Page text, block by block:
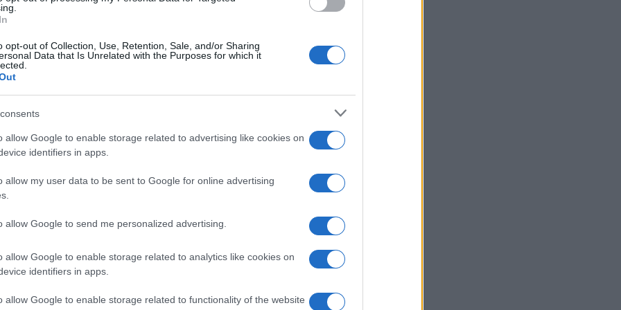
opt-out of Collection, Use, Retention, Sale, and/or Sharing
Data that Is Unrelated with the Purposes for which it
allow Google to enable storage related to advertising like cookies on
identifiers in apps.
allow my user data to be sent to Google for online advertising
allow Google to send me personalized advertising.
allow Google to enable storage related to analytics like cookies on
identifiers in apps.
allow Google to enable storage related to functionality of the website
2023 - 11:51
questa mattina su ‘Radio 24’ ha ribadito l’intenzione di
con l’agitazione, nonostante le critiche. A…
→
17 novembre, botta e
2023 - 11:56 Villani
17 novembre, si muovono i sindacati. Cgil e Uil dicono
del Governo e per questo hanno indetto per